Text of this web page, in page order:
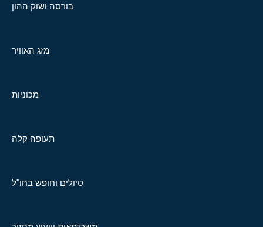
בורסה ושוק ההון
מזג האוויר
מכוניות
תעופה קלה
טיולים וחופש בחו"ל